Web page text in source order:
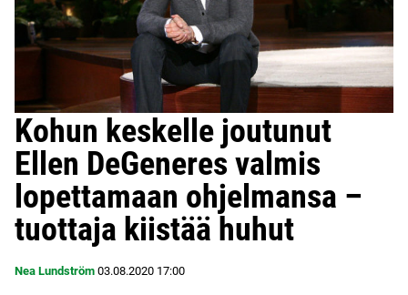
Kohun keskelle joutunut
Ellen DeGeneres valmis
lopettamaan ohjelmansa –
tuottaja kiistää huhut
Nea Lundström 03.08.2020 17:00